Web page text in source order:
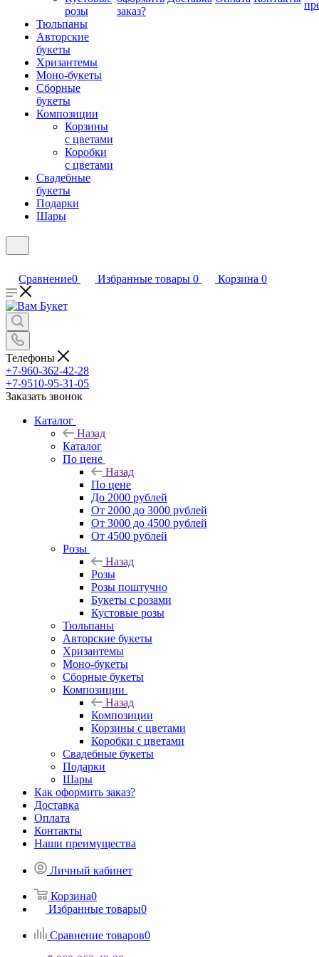
розы
Тюльпаны
Авторские
букеты
Хризантемы
Моно-букеты
Сборные
букеты
Композиции
Корзины
с цветами
Коробки
с цветами
Свадебные
букеты
Подарки
Шары
заказ?
Сравнение0 Избранные товары 0 Корзина 0
Телефоны
+7-960-362-42-28
+7-9510-95-31-05
Заказать звонок
Каталог
Назад
Каталог
По цене
Назад
По цене
До 2000 рублей
От 2000 до 3000 рублей
От 3000 до 4500 рублей
От 4500 рублей
Розы
Назад
Розы
Розы поштучно
Букеты с розами
Кустовые розы
Тюльпаны
Авторские букеты
Хризантемы
Моно-букеты
Сборные букеты
Композиции
Назад
Композиции
Корзины с цветами
Коробки с цветами
Свадебные букеты
Подарки
Шары
Как оформить заказ?
Доставка
Оплата
Контакты
Наши преимущества
Личный кабинет
Корзина0
Избранные товары0
Сравнение товаров0